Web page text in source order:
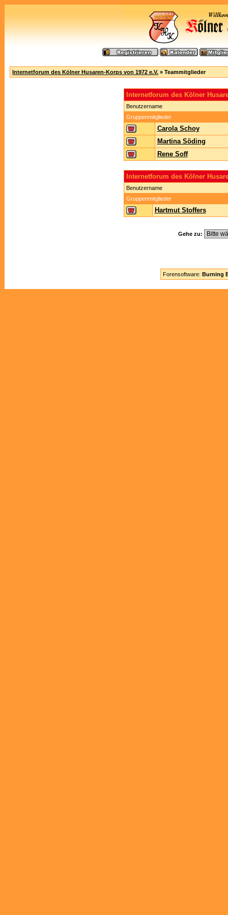
Internetforum des Kölner Husaren-Korps von 1972 e.V. » Teammitglieder
Internetforum des Kölner
Benutzername
Gruppenmitglieder
Carola Schoy
Martina Söding
Rene Soff
Internetforum des Kölner
Benutzername
Gruppenmitglieder
Hartmut Stoffers
Gehe zu:
Forensoftware: Burning